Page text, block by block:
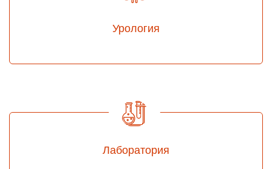
Урология
Лаборатория